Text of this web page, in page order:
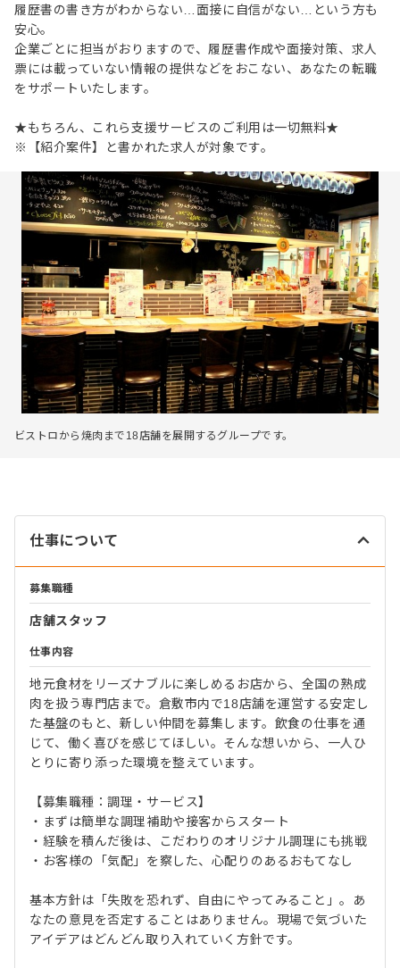
履歴書の書き方がわからない…面接に自信がない…という方も
安心。
企業ごとに担当がおりますので、履歴書作成や面接対策、求人
票には載っていない情報の提供などをおこない、あなたの転職
をサポートいたします。
★もちろん、これら支援サービスのご利用は一切無料★
※【紹介案件】と書かれた求人が対象です。
ビストロから焼肉まで18店舗を展開するグループです。
仕事について
募集職種
店舗スタッフ
仕事内容
地元食材をリーズナブルに楽しめるお店から、全国の熟成
肉を扱う専門店まで。倉敷市内で18店舗を運営する安定し
た基盤のもと、新しい仲間を募集します。飲食の仕事を通
じて、働く喜びを感じてほしい。そんな想いから、一人ひ
とりに寄り添った環境を整えています。
【募集職種：調理・サービス】
・まずは簡単な調理補助や接客からスタート
・経験を積んだ後は、こだわりのオリジナル調理にも挑戦
・お客様の「気配」を察した、心配りのあるおもてなし
基本方針は「失敗を恐れず、自由にやってみること」。あ
なたの意見を否定することはありません。現場で気づいた
アイデアはどんどん取り入れていく方針です。